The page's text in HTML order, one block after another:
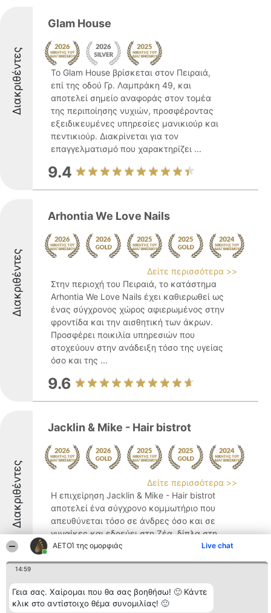
ΑΕΤΟΊ της ομορφιάς Live chat
14:59
Γεια σας. Χαίρομαι που θα σας βοηθήσω! 🙂 Κάντε
κλικ στο αντίστοιχο θέμα συνομιλίας! 🙂
Διακριθέντες
Glam House
Το Glam House βρίσκεται στον Πειραιά,
επί της οδού Γρ. Λαμπράκη 49, και
αποτελεί σημείο αναφοράς στον τομέα
της περιποίησης νυχιών, προσφέροντας
εξειδικευμένες υπηρεσίες μανικιούρ και
πεντικιούρ. Διακρίνεται για τον
επαγγελματισμό που χαρακτηρίζει ...
9.4
Διακριθέντες
Arhontia We Love Nails
Δείτε περισσότερα >>
Στην περιοχή του Πειραιά, το κατάστημα
Arhontia We Love Nails έχει καθιερωθεί ως
ένας σύγχρονος χώρος αφιερωμένος στην
φροντίδα και την αισθητική των άκρων.
Προσφέρει ποικιλία υπηρεσιών που
στοχεύουν στην ανάδειξη τόσο της υγείας
όσο και της ...
9.6
Διακριθέντες
Jacklin & Mike - Hair bistrot
Δείτε περισσότερα >>
Η επιχείρηση Jacklin & Mike - Hair bistrot
αποτελεί ένα σύγχρονο κομμωτήριο που
απευθύνεται τόσο σε άνδρες όσο και σε
γυναίκες και εδρεύει στη Ζέα, δίπλα στη
θάλασσα της Πειραϊκής Ριβιέρας. Η
9.6